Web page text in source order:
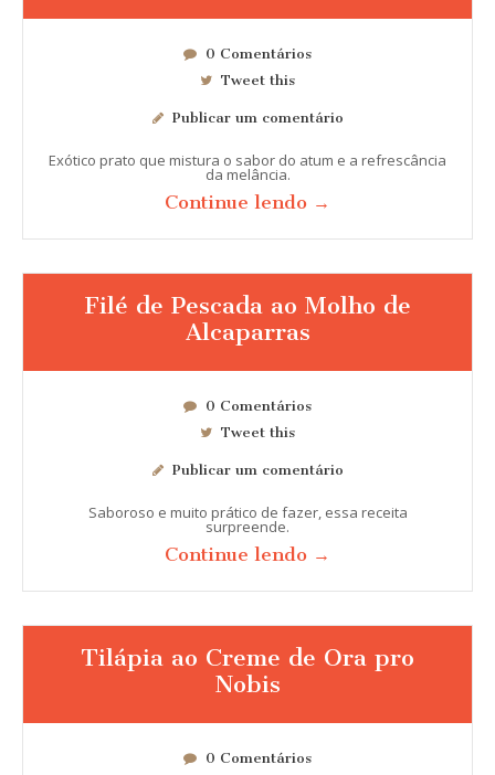
0 Comentários
Tweet this
Publicar um comentário
Exótico prato que mistura o sabor do atum e a refrescância
da melância.
Continue lendo →
Filé de Pescada ao Molho de
Alcaparras
0 Comentários
Tweet this
Publicar um comentário
Saboroso e muito prático de fazer, essa receita
surpreende.
Continue lendo →
Tilápia ao Creme de Ora pro
Nobis
0 Comentários